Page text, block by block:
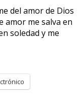
del amor de Dios
amor me salva en
soledad y me